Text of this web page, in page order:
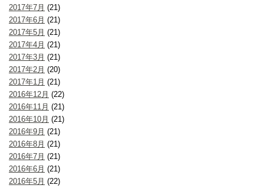
2017年7月 (21)
2017年6月 (21)
2017年5月 (21)
2017年4月 (21)
2017年3月 (21)
2017年2月 (20)
2017年1月 (21)
2016年12月 (22)
2016年11月 (21)
2016年10月 (21)
2016年9月 (21)
2016年8月 (21)
2016年7月 (21)
2016年6月 (21)
2016年5月 (22)